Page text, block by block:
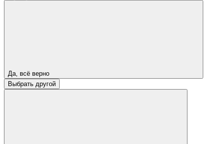
Да, всё верно
Выбрать другой